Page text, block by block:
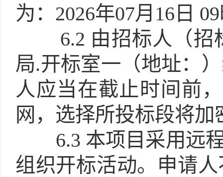
为：2026年07月16日
6.2 由招标人（招
局.开标室一（地址：
人应当在截止时间前
网，选择所投标段将
6.3 本项目采用远
组织开标活动。申请